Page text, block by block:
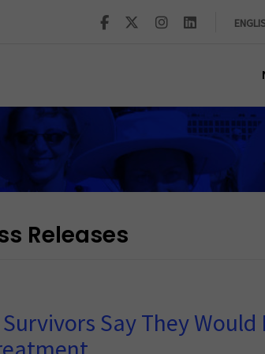
Releases
Say They